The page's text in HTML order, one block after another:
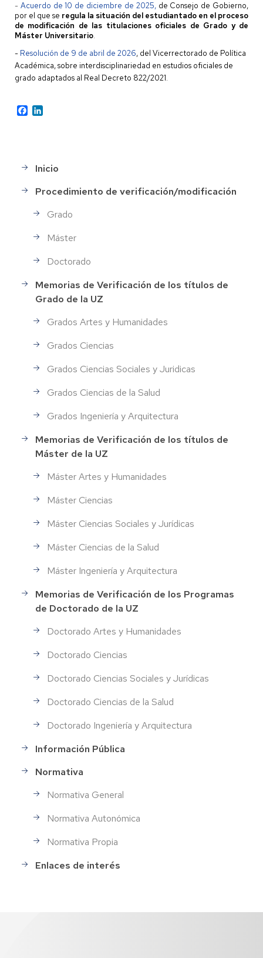
- Acuerdo de 10 de diciembre de 2025, de Consejo de Gobierno,
por el que se regula la situación del estudiantado en el proceso
de modificación de las titulaciones oficiales de Grado y de
Máster Universitario.
- Resolución de 9 de abril de 2026, del Vicerrectorado de Política
Académica, sobre interdisciplinariedad en estudios oficiales de
grado adaptados al Real Decreto 822/2021.
Facebook
menu-
ofiplan
Inicio
Procedimiento de verificación/modificación
Grado
Máster
Doctorado
Memorias de Verificación de los títulos de
Grado de la UZ
Grados Artes y Humanidades
Grados Ciencias
Grados Ciencias Sociales y Juridicas
Grados Ciencias de la Salud
Grados Ingeniería y Arquitectura
Memorias de Verificación de los títulos de
Máster de la UZ
Máster Artes y Humanidades
Máster Ciencias
Máster Ciencias Sociales y Jurídicas
Máster Ciencias de la Salud
Máster Ingeniería y Arquitectura
Memorias de Verificación de los Programas
de Doctorado de la UZ
Doctorado Artes y Humanidades
Doctorado Ciencias
Doctorado Ciencias Sociales y Jurídicas
Doctorado Ciencias de la Salud
Doctorado Ingeniería y Arquitectura
Información Pública
Normativa
Normativa General
Normativa Autonómica
Normativa Propia
Enlaces de interés